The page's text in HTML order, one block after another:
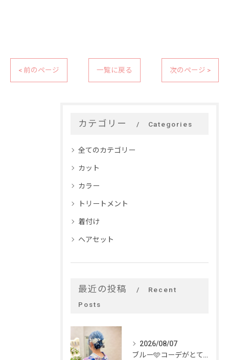
< 前のページ 一覧に戻る 次のページ >
カテゴリー Categories
全てのカテゴリー
カット
カラー
トリートメント
着付け
ヘアセット
最近の投稿
Recent
Posts
2026/08/07
ブルー🩵コーデがとてもお似合いでした✨